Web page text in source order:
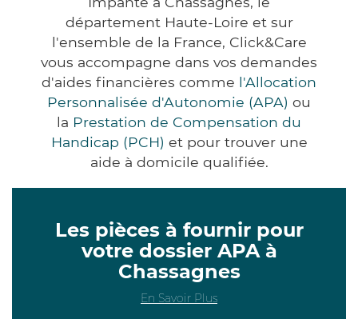
département Haute-Loire et sur
l'ensemble de la France, Click&Care
vous accompagne dans vos demandes
d'aides financières comme l'Allocation
Personnalisée d'Autonomie (APA) ou
la Prestation de Compensation du
Handicap (PCH) et pour trouver une
aide à domicile qualifiée.
Les pièces à fournir pour
votre dossier APA à
Chassagnes
En Savoir Plus